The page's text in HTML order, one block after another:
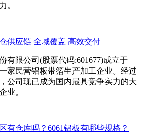
。
供应链 全域覆盖 高效交付
有限公司(股票代码:601677)成立于
家民营铝板带箔生产加工企业。经过
公司现已成为国内最具竞争实力的大
业。
有仓库吗？6061铝板有哪些规格？